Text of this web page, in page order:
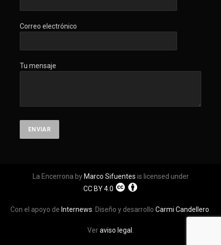
Correo electrónico
Tu mensaje
La Encerrona by Marco Sifuentes is licensed under
CC BY 4.0
Con el apoyo de Internews. Diseño y desarrollo Carmi Candellero.
Veraviso legal .